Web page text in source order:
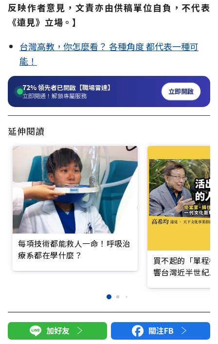
反映作者意見，文責亦由供稿單位自負，不代表
《遠見》立場。】
台灣高教，你怎麼看？ 各種角度 都代表一種可
能！
72%領先者已開啟【職場雷達】
立即開通！解鎖專屬服務 立即開啟
延伸閱讀
每項技術都能救人一命！呼吸治
療系都在學什麼？
買不起的「單程
響台灣近半世紀
加好友 關注FB